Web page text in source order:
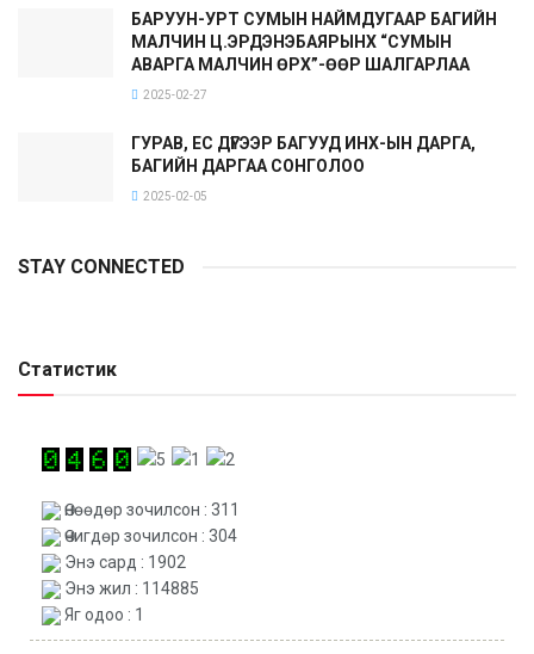
БАРУУН-УРТ СУМЫН НАЙМДУГААР БАГИЙН
МАЛЧИН Ц.ЭРДЭНЭБАЯРЫНХ “СУМЫН
АВАРГА МАЛЧИН ӨРХ”-ӨӨР ШАЛГАРЛАА
2025-02-27
ГУРАВ, ЕС ДҮГЭЭР БАГУУД ИНХ-ЫН ДАРГА,
БАГИЙН ДАРГАА СОНГОЛОО
2025-02-05
STAY CONNECTED
Статистик
Өнөөдөр зочилсон : 311
Өчигдөр зочилсон : 304
Энэ сард : 1902
Энэ жил : 114885
Яг одоо : 1